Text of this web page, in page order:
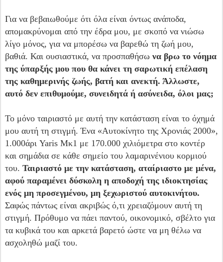
Για να βεβαιωθούμε ότι όλα είναι όντως ανάποδα,
απομακρύνομαι από την έδρα μου, με σκοπό να νιώσω
λίγο μόνος, για να μπορέσω να βαρεθώ τη ζωή μου,
βαθιά. Και ουσιαστικά, να προσπαθήσω να βρω το νόημα
της ύπαρξής μου που θα κάνει τη σαρωτική επέλαση
της καθημερινής ζωής, βατή και ανεκτή. Άλλωστε,
αυτό δεν επιθυμούμε, συνειδητά ή ασύνειδα, όλοι μας;
Το μόνο ταιριαστό με αυτή την κατάσταση είναι το όχημά
μου αυτή τη στιγμή. Ένα «Αυτοκίνητο της Χρονιάς 2000»,
1.000άρι Yaris Μκ1 με 170.000 χιλιόμετρα στο κοντέρ
και σημάδια σε κάθε σημείο του λαμαρινένιου κορμιού
του. Ταιριαστό με την κατάσταση, αταίριαστο με μένα,
αφού παραμένει δύσκολη η αποδοχή της ιδιοκτησίας
ενός μη προσεγμένου, μη ξεχωριστού αυτοκινήτου.
Σαφώς πάντως είναι ακριβώς ό,τι χρειαζόμουν αυτή τη
στιγμή. Πρόθυμο να πάει παντού, οικονομικό, σβέλτο για
τα κυβικά του και αρκετά βαρετό ώστε να μη θέλω να
ασχοληθώ μαζί του.